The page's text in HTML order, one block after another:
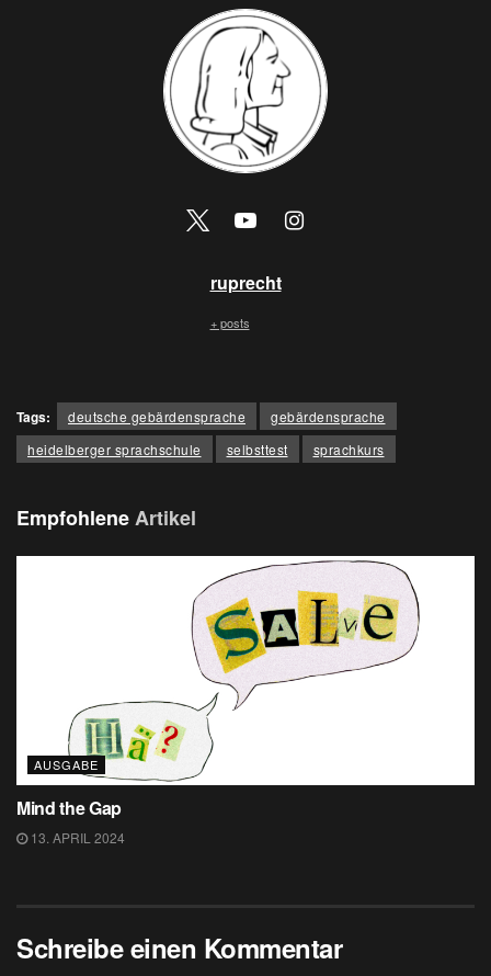
ruprecht
+ posts
Tags: deutsche gebärdensprache
gebärdensprache
heidelberger sprachschule
selbsttest sprachkurs
EmpfohleneArtikel
AUSGABE
Mind the Gap
13. APRIL 2024
Schreibe einen Kommentar